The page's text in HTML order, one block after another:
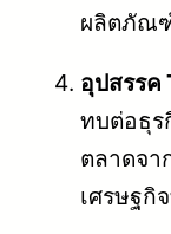
ผลิตภัณ
อุปสรรค
ทบต่อธุร
ตลาดจา
เศรษฐกิ